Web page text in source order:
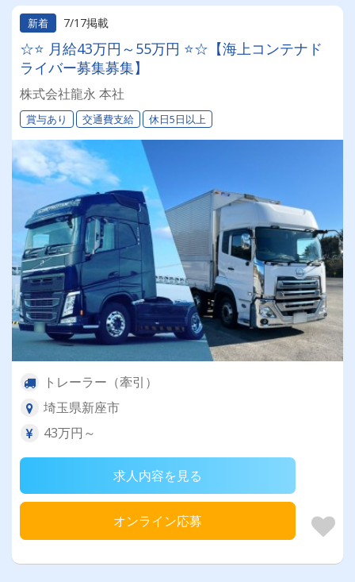
新着 7/17掲載
☆⭐ 月給43万円～55万円 ⭐☆【海上コンテナド
ライバー募集募集】
株式会社龍永 本社
賞与あり 交通費支給 休日5日以上
トレーラー（牽引）
埼玉県新座市
43万円～
求人内容を見る
オンライン応募